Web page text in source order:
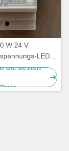
W 24 V
LED-
auf DIN-
Haushalts- und
Sie besten
Preis